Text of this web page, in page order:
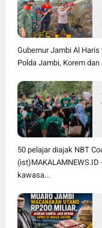
Gubernur Jambi Al
Polda Jambi, Korem
50 pelajar diajak NBT
kawasa...